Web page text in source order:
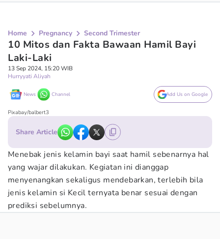
Home Pregnancy Second Trimester
10 Mitos dan Fakta Bawaan Hamil Bayi
Laki-Laki
13 Sep 2024, 15:20 WIB
Hurryyati Aliyah
News Channel Add Us on Google
Pixabay/balbert3
Share Article
Menebak jenis kelamin bayi saat hamil sebenarnya hal
yang wajar dilakukan. Kegiatan ini dianggap
menyenangkan sekaligus mendebarkan, terlebih bila
jenis kelamin si Kecil ternyata benar sesuai dengan
prediksi sebelumnya.